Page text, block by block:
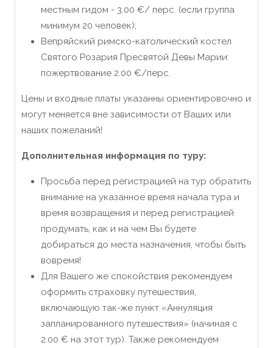
местным гидом - 3.00 €/ перс. (если группа
минимум 20 человек);
Вепряйский римско-католический костел
Святого Розария Пресвятой Девы Марии:
пожертвование 2.00 €/перс.
Цены и входные платы указанны ориентировочно и
могут меняется вне зависимости от Ваших или
наших пожеланий!
Дополнительная информация по туру:
Просьба перед регистрацией на тур обратить
внимание на указанное время начала тура и
время возвращения и перед регистрацией
продумать, как и на чем Вы будете
добираться до места назначения, чтобы быть
вовремя!
Для Вашего же спокойствия рекомендуем
оформить страховку путешествия,
включающую так-же пункт «Аннуляция
запланированного путешествия» (начиная с
2.00 € на этот тур). Также рекомендуем